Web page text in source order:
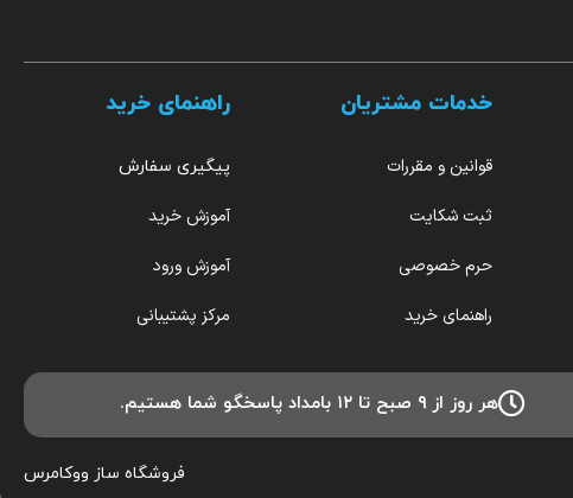
خدمات مشتریان
قوانین و مقررات
ثبت شکایت
حرم خصوصی
راهنمای خرید
راهنمای خرید
پیگیری سفارش
آموزش خرید
آموزش ورود
مرکز پشتیبانی
هر روز از ۹ صبح تا ۱۲ بامداد پاسخگو شما هستیم.
فروشگاه ساز ووکامرس